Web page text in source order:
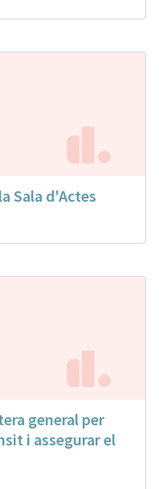
Sala d'Actes
general per
i assegurar el